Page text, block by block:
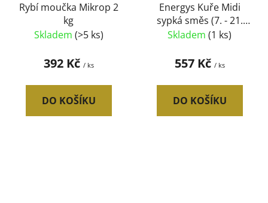
Rybí moučka Mikrop 2
kg
Skladem (>5 ks)
392 Kč / ks
DO KOŠÍKU
Energys Kuře Midi
sypká směs (7. - 21.
týden) 25 kg
Skladem (1 ks)
557 Kč / ks
DO KOŠÍKU